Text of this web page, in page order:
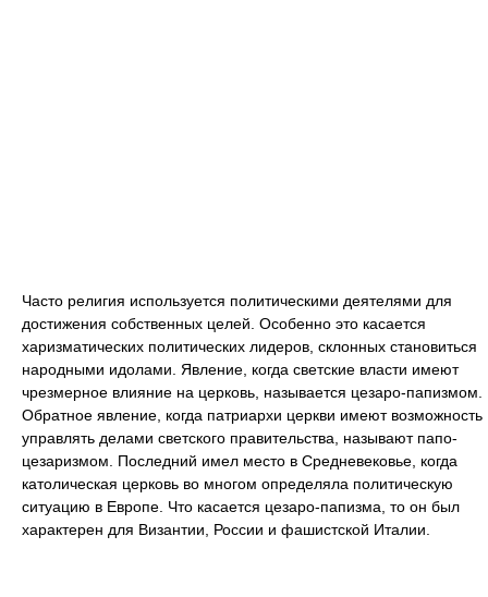
Часто религия используется политическими деятелями для
достижения собственных целей. Особенно это касается
харизматических политических лидеров, склонных становиться
народными идолами. Явление, когда светские власти имеют
чрезмерное влияние на церковь, называется цезаро-папизмом.
Обратное явление, когда патриархи церкви имеют возможность
управлять делами светского правительства, называют папо-
цезаризмом. Последний имел место в Средневековье, когда
католическая церковь во многом определяла политическую
ситуацию в Европе. Что касается цезаро-папизма, то он был
характерен для Византии, России и фашистской Италии.